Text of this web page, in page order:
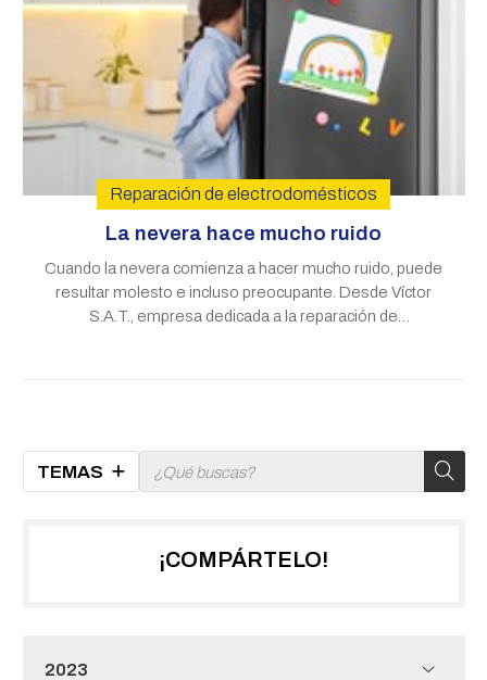
TEMAS
La nevera hace mucho ruido
Reparación de electrodomésticos
Cuando la nevera comienza a hacer mucho ruido, puede
resultar molesto e incluso preocupante. Desde Víctor
S.A.T., empresa dedicada a la reparación de
¡COMPÁRTELO!
2023